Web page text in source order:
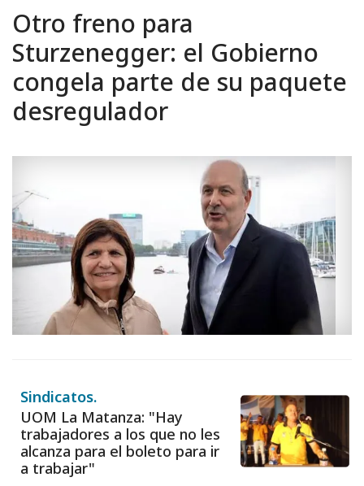
Otro freno para
Sturzenegger: el Gobierno
congela parte de su paquete
desregulador
Sindicatos.
UOM La Matanza: "Hay
trabajadores a los que no les
alcanza para el boleto para ir
a trabajar"